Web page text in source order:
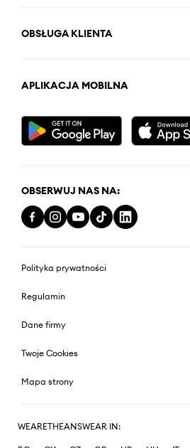
OBSŁUGA KLIENTA
APLIKACJA MOBILNA
OBSERWUJ NAS NA:
Polityka prywatności
Regulamin
Dane firmy
Twoje Cookies
Mapa strony
WEARETHEANSWEAR IN: